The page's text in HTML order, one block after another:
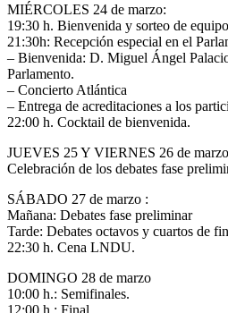
MIÉRCOLES 24 de marzo:
19:30 h. Bienvenida y sorteo de
21:30h: Recepción especial en el
– Bienvenida: D. Miguel Ángel
Parlamento.
– Concierto Atlántica
– Entrega de acreditaciones a los
22:00 h. Cocktail de bienvenida.
JUEVES 25 Y VIERNES 26 de
Celebración de los debates fase
SÁBADO 27 de marzo :
Mañana: Debates fase preliminar
Tarde: Debates octavos y cuartos de
22:30 h. Cena LNDU.
DOMINGO 28 de marzo
10:00 h.: Semifinales.
12:00 h.: Final.